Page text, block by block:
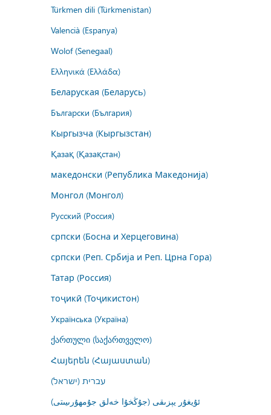
Türkmen dili (Türkmenistan)
Valencià (Espanya)
Wolof (Senegaal)
Ελληνικά (Ελλάδα)
Беларуская (Беларусь)
Български (България)
Кыргызча (Кыргызстан)
Қазақ (Қазақстан)
македонски (Република Македонија)
Монгол (Монгол)
Русский (Россия)
српски (Босна и Херцеговина)
српски (Реп. Србија и Реп. Црна Гора)
Татар (Россия)
тоҷикӣ (Тоҷикистон)
Українська (Україна)
ქართული (საქართველო)
Հայերեն (Հայաստան)
עברית (ישראל)
ئۇيغۇر يېزىقى (جۇڭخۇا خەلق جۇمھۇرىيىتى)